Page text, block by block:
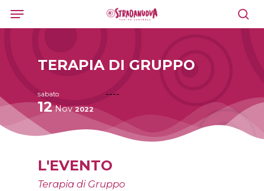
main
Menu
TERAPIA DI GRUPPO
sabato
12 Nov 2022
----
L'EVENTO
Terapia di Gruppo